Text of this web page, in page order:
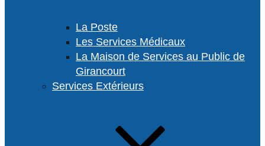
La Poste
Les Services Médicaux
La Maison de Services au Public de
Girancourt
Services Extérieurs